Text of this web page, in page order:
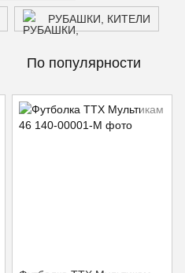
РУБАШКИ, КИТЕЛИ
По популярности